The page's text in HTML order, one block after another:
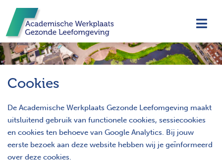
Cookies
De Academische Werkplaats Gezonde Leefomgeving maakt
uitsluitend gebruik van functionele cookies, sessiecookies
en cookies ten behoeve van Google Analytics. Bij jouw
eerste bezoek aan deze website hebben wij je geïnformeerd
over deze cookies.